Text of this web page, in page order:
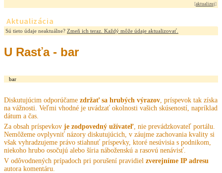
[aktualizuj]
Aktualizácia
Sú tieto údaje neaktuálne? Zmeň ich teraz. Každý môže údaje aktualizovať.
U Rasťa - bar
bar
Diskutujúcim odporúčame zdržať sa hrubých výrazov, príspevok tak získa
na vážnosti. Veľmi vhodné je uvádzať okolnosti vašich skúseností, napríklad
dátum a čas.
Za obsah príspevkov je zodpovedný užívateľ, nie prevádzkovateľ portálu.
Nemôžeme ovplyvniť názory diskutujúcich, v záujme zachovania kvality si
však vyhradzujeme právo stiahnuť príspevky, ktoré nesúvisia s podnikom,
niekoho hrubo osočujú alebo šíria náboženskú a rasovú nenávisť.
V odôvodnených prípadoch pri porušení pravidiel zverejníme IP adresu
autora komentáru.